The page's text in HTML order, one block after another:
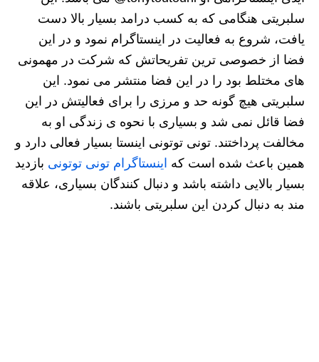
سلبریتی هنگامی که به کسب درامد بسیار بالا دست
یافت، شروع به فعالیت در اینستاگرام نمود و در این
فضا از خصوصی ترین تفریحاتش که شرکت در مهمونی
های مختلط بود را در این فضا منتشر می نمود. این
سلبریتی هیچ گونه حد و مرزی را برای فعالیتش در این
فضا قائل نمی شد و بسیاری با نحوه ی زندگی او به
مخالفت پرداختند. تونی توتونی اینستا بسیار فعالی دارد و
همین باعث شده است که اینستاگرام تونی توتونی بازدید
بسیار بالایی داشته باشد و دنبال کنندگان بسیاری، علاقه
مند به دنبال کردن این سلبریتی باشند.